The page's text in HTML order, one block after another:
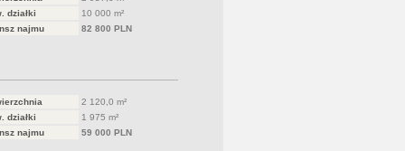
działki
10 000 m²
najmu
82 800 PLN
2 120,0 m²
działki
1 975 m²
najmu
59 000 PLN